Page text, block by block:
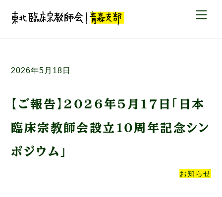
Skip
2026年5月18日
【ご報告】2026年5月17日「日本
臨床宗教師会設立10周年記念シン
ポジウム」
お知らせ